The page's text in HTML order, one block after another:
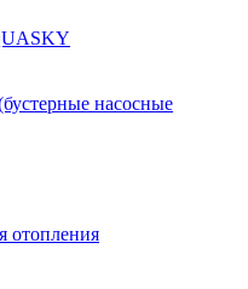
насосные
отопления